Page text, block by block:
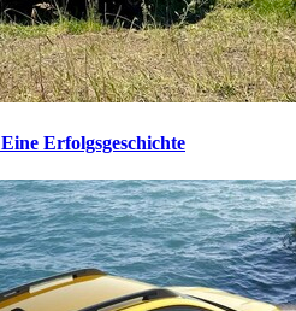
Eine Erfolgsgeschichte